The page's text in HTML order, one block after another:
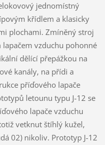
jednomístný
křídlem a klasicky
plochami. Zmíněný stroj
vzduchu pohonné
dělící přepážkou na
kanály, na přídi a
příďového lapače
letounu typu J-12 se
lapače vzduchu
vetknut štíhlý kužel,
02) nikoliv. Prototyp J-12